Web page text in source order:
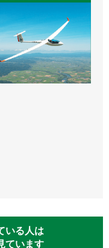
いる人は
ています